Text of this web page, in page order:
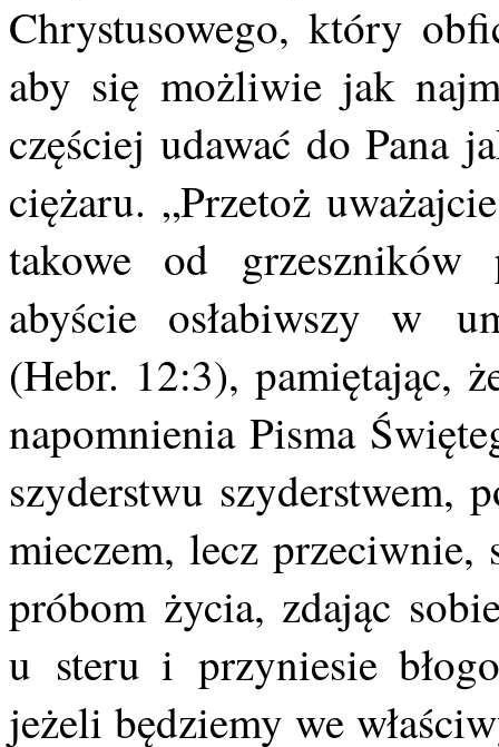
Chrystusowego, który
aby się możliwie jak
częściej udawać do Pana
ciężaru. „Przetoż
takowe od grzeszników
abyście osłabiwszy w
(Hebr. 12:3), pamiętając,
napomnienia Pisma
szyderstwu szyderstwem,
mieczem, lecz przeciwnie,
próbom życia, zdając
u steru i przyniesie
jeżeli będziemy we